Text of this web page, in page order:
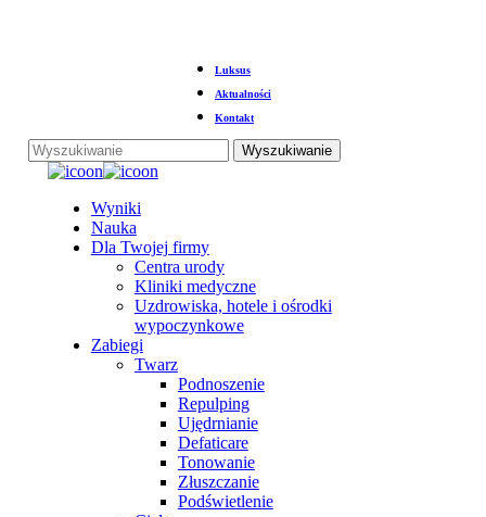
Luksus
Aktualności
Kontakt
Wyszukiwanie
Zamknij
Menu
Wyniki
Nauka
Dla Twojej firmy
Centra urody
Kliniki medyczne
Uzdrowiska, hotele i ośrodki
wypoczynkowe
Zabiegi
Twarz
Podnoszenie
Repulping
Ujędrnianie
Defaticare
Tonowanie
Złuszczanie
Podświetlenie